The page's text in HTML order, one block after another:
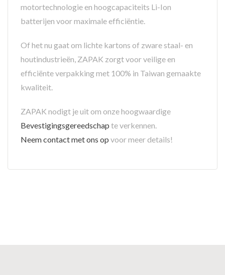
motortechnologie en hoogcapaciteits Li-Ion
batterijen voor maximale efficiëntie.
Of het nu gaat om lichte kartons of zware staal- en
houtindustrieën, ZAPAK zorgt voor veilige en
efficiënte verpakking met 100% in Taiwan gemaakte
kwaliteit.
ZAPAK nodigt je uit om onze hoogwaardige
Bevestigingsgereedschap te verkennen.
Neem contact met ons op voor meer details!